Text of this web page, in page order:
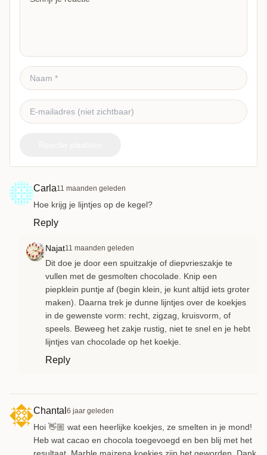
Carla11 maanden geleden
Hoe krijg je lijntjes op de kegel?
Reply
Najat11 maanden geleden
Dit doe je door een spuitzakje of diepvrieszakje te
vullen met de gesmolten chocolade. Knip een
piepklein puntje af (begin klein, je kunt altijd iets groter
maken). Daarna trek je dunne lijntjes over de koekjes
in de gewenste vorm: recht, zigzag, kruisvorm, of
speels. Beweeg het zakje rustig, niet te snel en je hebt
lijntjes van chocolade op het koekje.
Reply
Chantal 6 jaar geleden
Hoi 👋🏼 wat een heerlijke koekjes, ze smelten in je mond!
Heb wat cacao en chocola toegevoegd en ben blij met het
resultaat. Marble maizena koekjes zijn het geworden. Dank